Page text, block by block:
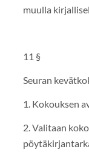
muulla
11 §
Seuran
1. Kokouksen
2. Valitaan